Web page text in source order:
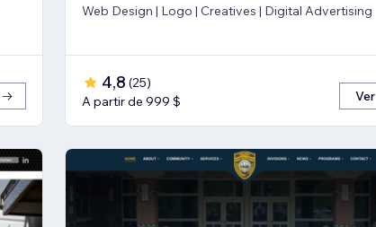
Web Design | Logo | Creatives | Digital Advertising
4,8 (25)
A partir de 999 $
Ver